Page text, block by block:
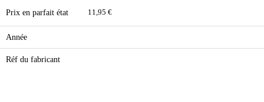
Prix en parfait état 11,95 €
Année
Réf du fabricant